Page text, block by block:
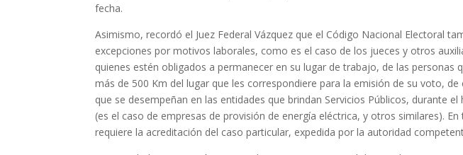
fecha.
Asimismo, recordó el Juez Federal Vázquez que el Código Nacional Electoral
excepciones por motivos laborales, como es el caso de los jueces y otros
quienes estén obligados a permanecer en su lugar de trabajo, de las personas
más de 500 Km del lugar que les correspondiere para la emisión de su voto,
que se desempeñan en las entidades que brindan Servicios Públicos, durante
(es el caso de empresas de provisión de energía eléctrica, y otros similares).
requiere la acreditación del caso particular, expedida por la autoridad